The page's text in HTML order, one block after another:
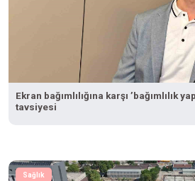
Ekran bağımlılığına karşı ’bağımlılık
tavsiyesi
Sağlık